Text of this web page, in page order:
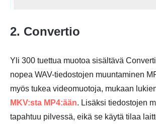
2. Convertio
Yli 300 tuettua muotoa sisältävä
nopea WAV-tiedostojen muuntaminen
myös tukea videomuotoja, mukaan
MKV:sta MP4:ään. Lisäksi tiedostojen
tapahtuu pilvessä, eikä se käytä tilaa